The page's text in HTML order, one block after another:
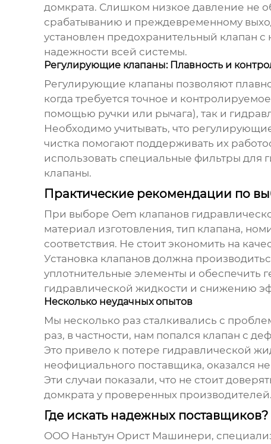
домкрата. Слишком низкое давление не
срабатыванию и преждевременному
установлен предохранительный клапан
надежности всей системы.
Регулирующие клапаны: Плавность и
Регулирующие клапаны позволяют
когда требуется точное и
помощью ручки или рычага), так и
Необходимо учитывать, что
чистка помогают поддерживать их
использовать специальные фильтры для
клапаны.
Практические рекомендации по
При выборе Oem клапанов
материал изготовления, тип клапана,
соответствия. Не стоит экономить на
Установка клапанов должна
уплотнительные элементы и обеспечить
гидравлической жидкости и снижению
Несколько неудачных опытов
Мы несколько раз сталкивались с
раз, в частности, нам попался клапан с
Это привело к потере гидравлической
неофициального поставщика, оказался
Эти случаи показали, что не стоит
домкрата у проверенных производителей.
Где искать надежных поставщиков?
ООО Наньтун Орист Машинери,